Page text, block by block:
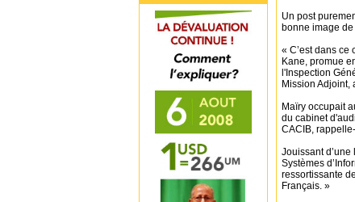
Un post
bonne image
« C’est dans ce
Kane, promue
l'Inspection
Mission
Maïry occupait
du cabinet
CACIB,
Jouissant
Systèmes
ressortissante
Français. »